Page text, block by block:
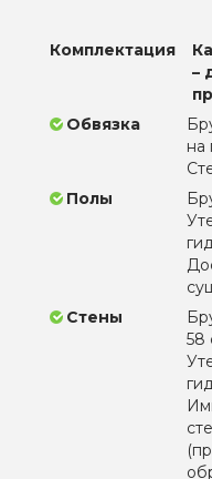
Комплектация
–
Обвязка
на
Полы
Стены
58